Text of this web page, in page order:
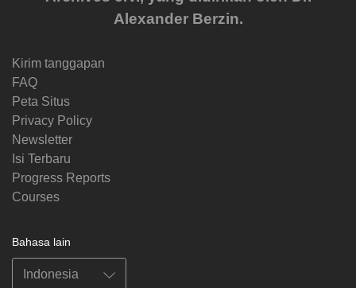
Alexander Berzin.
Kirim tanggapan
FAQ
Peta Situs
Privacy Policy
Newsletter
Isi Terbaru
Progress Reports
Courses
Bahasa lain